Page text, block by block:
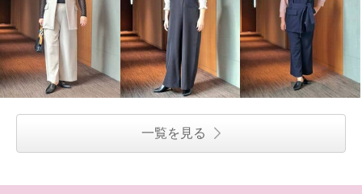
一覧を見る